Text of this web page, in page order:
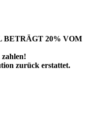
20% VOM
zurück erstattet.